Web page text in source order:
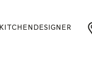
KITCHENDESIGNER